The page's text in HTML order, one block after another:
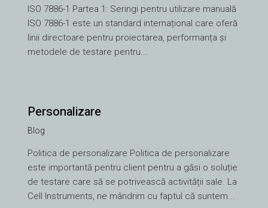
ISO 7886-1 Partea 1: Seringi pentru utilizare manuală
ISO 7886-1 este un standard internațional care oferă
linii directoare pentru proiectarea, performanța și
metodele de testare pentru...
Personalizare
Blog
Politica de personalizare Politica de personalizare
este importantă pentru client pentru a găsi o soluție
de testare care să se potrivească activității sale. La
Cell Instruments, ne mândrim cu faptul că suntem...
UK
TH